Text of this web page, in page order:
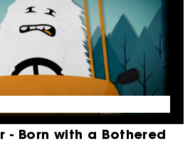
- Born with a Bothered